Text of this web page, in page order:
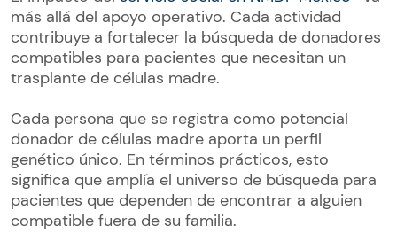
más allá del apoyo operativo. Cada actividad
contribuye a fortalecer la búsqueda de donadores
compatibles para pacientes que necesitan un
trasplante de células madre.
Cada persona que se registra como potencial
donador de células madre aporta un perfil
genético único. En términos prácticos, esto
significa que amplía el universo de búsqueda para
pacientes que dependen de encontrar a alguien
compatible fuera de su familia.